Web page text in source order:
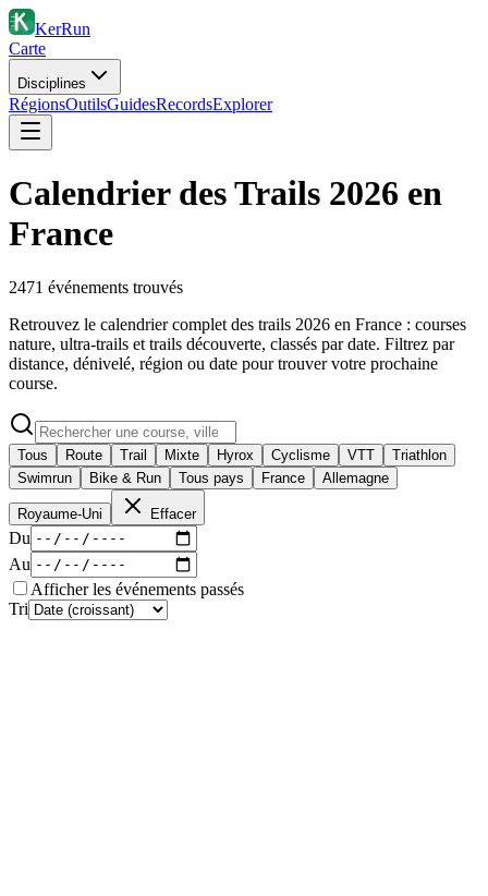
KerRun
Carte
Disciplines
RégionsOutilsGuidesRecordsExplorer
Calendrier des Trails 2026 en
France
2471 événements trouvés
Retrouvez le calendrier complet des trails 2026 en France : courses
nature, ultra-trails et trails découverte, classés par date. Filtrez par
distance, dénivelé, région ou date pour trouver votre prochaine
course.
Tous Route Trail Mixte Hyrox Cyclisme VTT
Triathlon
Swimrun
Bike & Run Tous pays France Allemagne
Royaume-Uni Effacer
Du
Au
Afficher les événements passés
Tri